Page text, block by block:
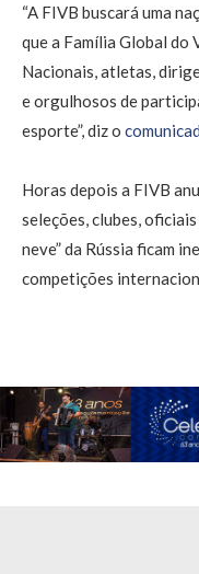
“A FIVB buscará uma
que a Família Global do
Nacionais, atletas,
e orgulhosos de
esporte”, diz o
Horas depois a FIVB
seleções, clubes,
neve” da Rússia ficam
competições